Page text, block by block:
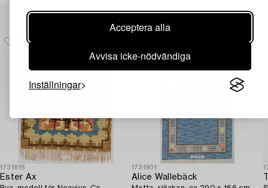
Acceptera alla
Avvisa icke-nödvändiga
Inställningar
Andra har även tittat på
1731816
Ester Ax
1731901
Alice Wallebäck